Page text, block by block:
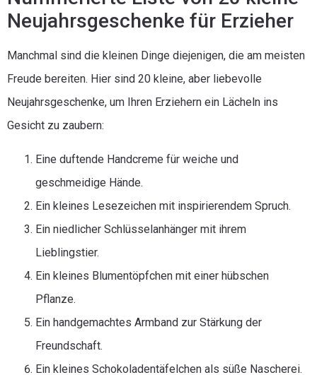
Neujahrsgeschenke für Erzieher
Manchmal sind die kleinen Dinge diejenigen, die am meisten
Freude bereiten. Hier sind 20 kleine, aber liebevolle
Neujahrsgeschenke, um Ihren Erziehern ein Lächeln ins
Gesicht zu zaubern:
Eine duftende Handcreme für weiche und
geschmeidige Hände.
Ein kleines Lesezeichen mit inspirierendem Spruch.
Ein niedlicher Schlüsselanhänger mit ihrem
Lieblingstier.
Ein kleines Blumentöpfchen mit einer hübschen
Pflanze.
Ein handgemachtes Armband zur Stärkung der
Freundschaft.
Ein kleines Schokoladentäfelchen als süße Nascherei.